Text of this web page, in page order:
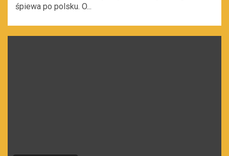
śpiewa po polsku. O...